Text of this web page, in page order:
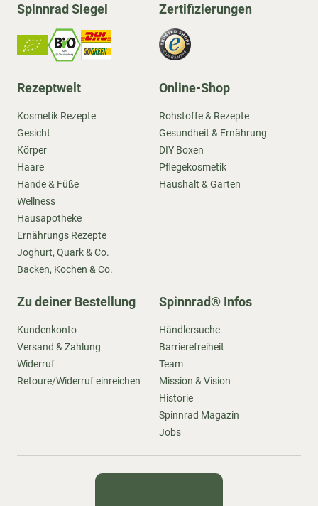
Spinnrad Siegel Zertifizierungen
Rezeptwelt
Kosmetik Rezepte
Gesicht
Körper
Haare
Hände & Füße
Wellness
Hausapotheke
Ernährungs Rezepte
Joghurt, Quark & Co.
Backen, Kochen & Co.
Online-Shop
Rohstoffe & Rezepte
Gesundheit & Ernährung
DIY Boxen
Pflegekosmetik
Haushalt & Garten
Zu deiner Bestellung
Kundenkonto
Versand & Zahlung
Widerruf
Retoure/Widerruf einreichen
Spinnrad® Infos
Händlersuche
Barrierefreiheit
Team
Mission & Vision
Historie
Spinnrad Magazin
Jobs